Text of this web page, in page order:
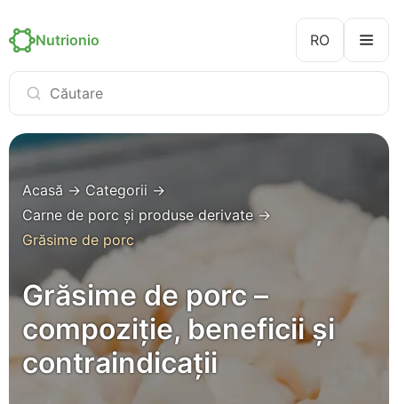
Nutrionio RO
Acasă → Categorii →
Carne de porc și produse derivate→
Grăsime de porc
Grăsime de porc –
compoziție, beneficii și
contraindicații